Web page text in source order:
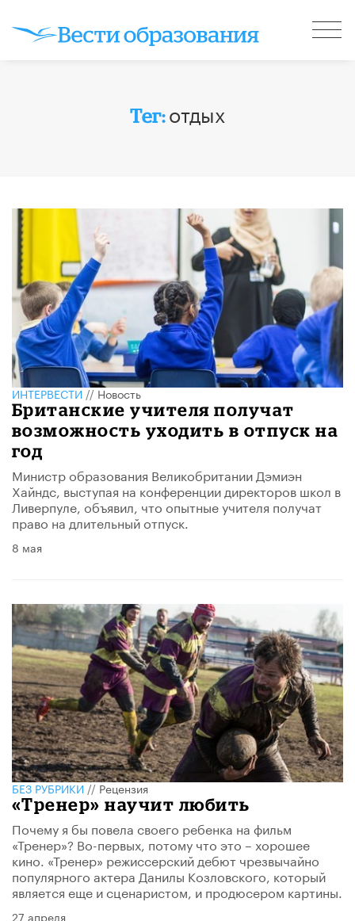
Тег:отдых
ИНТЕРВЕСТИ//Новость
Британские учителя получат
возможность уходить в отпуск на
год
Министр образования Великобритании Дэмиэн
Хайндс, выступая на конференции директоров школ в
Ливерпуле, объявил, что опытные учителя получат
право на длительный отпуск.
8 мая
БЕЗ РУБРИКИ//Рецензия
«Тренер» научит любить
Почему я бы повела своего ребенка на фильм
«Тренер»? Во-первых, потому что это – хорошее
кино. «Тренер» режиссерский дебют чрезвычайно
популярного актера Данилы Козловского, который
является еще и сценаристом, и продюсером картины.
27 апреля